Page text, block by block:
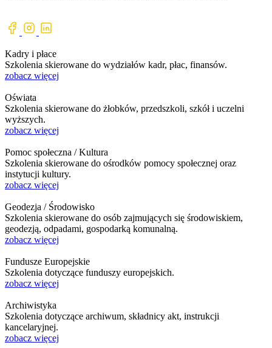
Kadry i płace
Szkolenia skierowane do wydziałów kadr, płac, finansów.
zobacz więcej
Oświata
Szkolenia skierowane do żłobków, przedszkoli, szkół i uczelni
wyższych.
zobacz więcej
Pomoc społeczna / Kultura
Szkolenia skierowane do ośrodków pomocy społecznej oraz
instytucji kultury.
zobacz więcej
Geodezja / Środowisko
Szkolenia skierowane do osób zajmujących się środowiskiem,
geodezją, odpadami, gospodarką komunalną.
zobacz więcej
Fundusze Europejskie
Szkolenia dotyczące funduszy europejskich.
zobacz więcej
Archiwistyka
Szkolenia dotyczące archiwum, składnicy akt, instrukcji
kancelaryjnej.
zobacz więcej